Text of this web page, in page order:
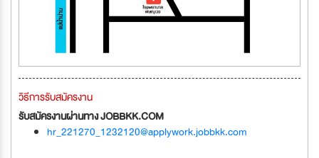
วิธีการรับสมัครงาน
รับสมัครงานผ่านทาง JOBBKK.COM
hr_221270_1232120@applywork.jobbkk.com